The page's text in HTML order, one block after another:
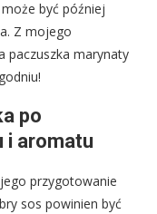
być później
Z mojego
paczuszka marynaty
po
i aromatu
przygotowanie
sos powinien być